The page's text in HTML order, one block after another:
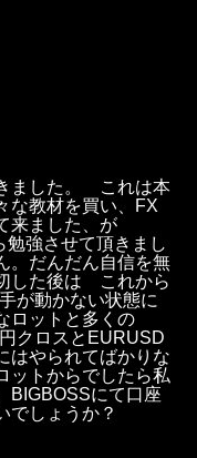
ました。 これは本
教材を買い、FX
来ました、が
勉強させて頂きまし
だんだん自信を無
した後は これから
が動かない状態に
ロットと多くの
クロスとEURUSD
はやられてばかりな
ットからでしたら私
BIGBOSSにて口座
でしょうか？